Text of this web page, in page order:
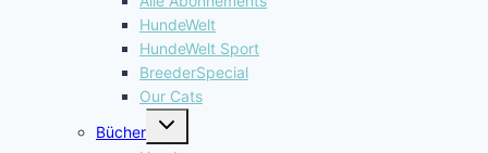
HundeWelt
HundeWelt Sport
BreederSpecial
Our Cats
Bücher
Untermenü